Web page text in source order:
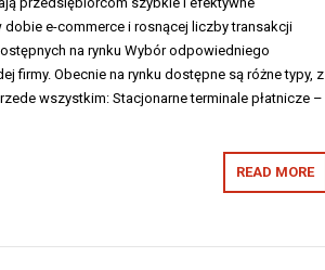
e-commerce i rosnącej liczby transakcji
na rynku Wybór odpowiedniego
firmy. Obecnie na rynku dostępne są różne typy, z
wszystkim: Stacjonarne terminale płatnicze –
READ MORE